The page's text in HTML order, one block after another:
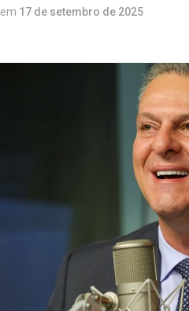
em 17 de setembro de 2025